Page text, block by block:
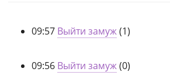
09:57 Выйти замуж(1)
09:56 Выйти замуж(0)